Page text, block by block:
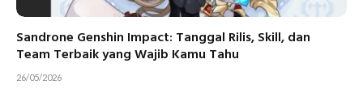
Sandrone Genshin Impact: Tanggal Rilis, Skill, dan
Team Terbaik yang Wajib Kamu Tahu
26/05/2026